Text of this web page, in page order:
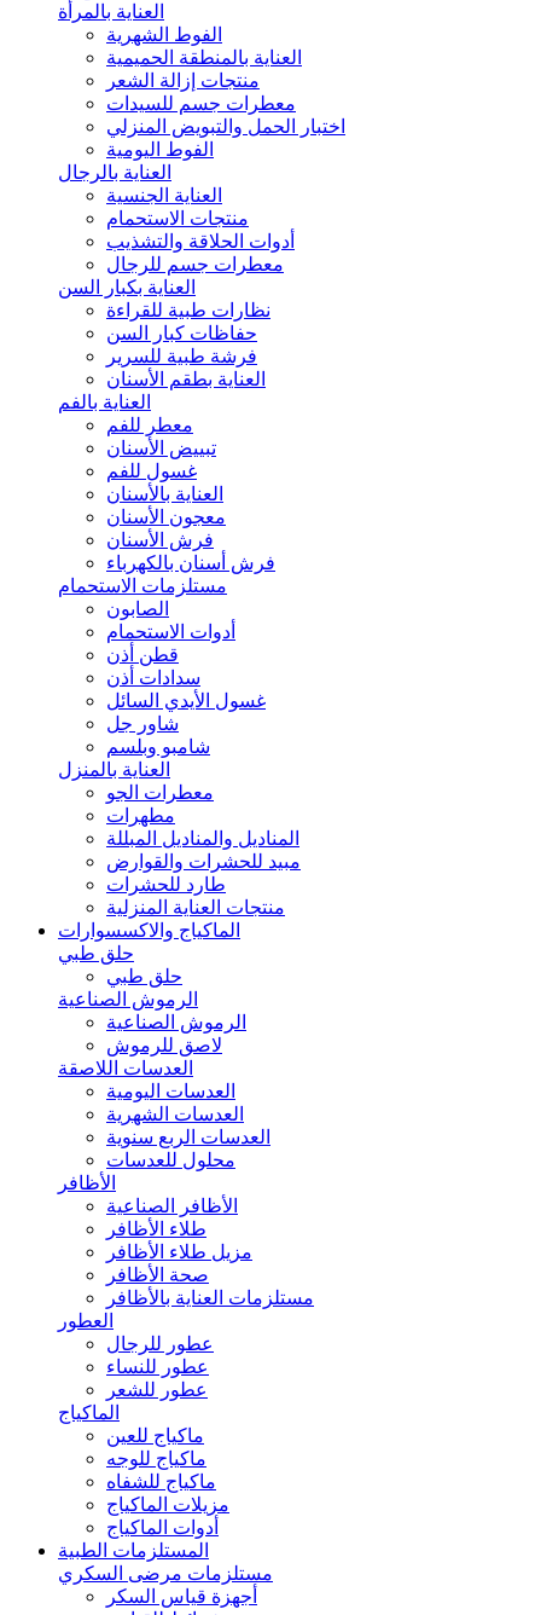
العناية بالمرأة
الفوط الشهرية
العناية بالمنطقة الحميمية
منتجات إزالة الشعر
معطرات جسم للسيدات
اختبار الحمل والتبويض المنزلي
الفوط اليومية
العناية بالرجال
العناية الجنسية
منتجات الاستحمام
أدوات الحلاقة والتشذيب
معطرات جسم للرجال
العناية بكبار السن
نظارات طبية للقراءة
حفاظات كبار السن
فرشة طبية للسرير
العناية بطقم الأسنان
العناية بالفم
معطر للفم
تبييض الأسنان
غسول للفم
العناية بالأسنان
معجون الأسنان
فرش الأسنان
فرش أسنان بالكهرباء
مستلزمات الاستحمام
الصابون
أدوات الاستحمام
قطن أذن
سدادات أذن
غسول الأيدي السائل
شاور جل
شامبو وبلسم
العناية بالمنزل
معطرات الجو
مطهرات
المناديل والمناديل المبللة
مبيد للحشرات والقوارض
طارد للحشرات
منتجات العناية المنزلية
الماكياج والاكسسوارات
حلق طبي
حلق طبي
الرموش الصناعية
الرموش الصناعية
لاصق للرموش
العدسات اللاصقة
العدسات اليومية
العدسات الشهرية
العدسات الربع سنوية
محلول للعدسات
الأظافر
الأظافر الصناعية
طلاء الأظافر
مزيل طلاء الأظافر
صحة الأظافر
مستلزمات العناية بالأظافر
العطور
عطور للرجال
عطور للنساء
عطور للشعر
الماكياج
ماكياج للعين
ماكياج للوجه
ماكياج للشفاه
مزيلات الماكياج
أدوات الماكياج
المستلزمات الطبية
مستلزمات مرضى السكري
أجهزة قياس السكر